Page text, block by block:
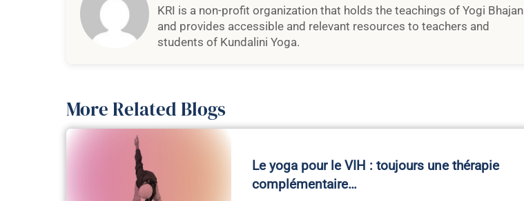
KRI is a non-profit organization that holds the teachings of Yogi Bhajan
and provides accessible and relevant resources to teachers and
students of Kundalini Yoga.
More Related Blogs
Le yoga pour le VIH : toujours une thérapie
complémentaire…